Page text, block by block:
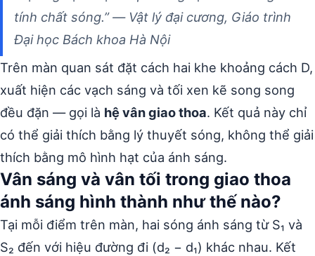
tính chất sóng.” — Vật lý đại cương, Giáo trình
Đại học Bách khoa Hà Nội
Trên màn quan sát đặt cách hai khe khoảng cách D,
xuất hiện các vạch sáng và tối xen kẽ song song
đều đặn — gọi là hệ vân giao thoa. Kết quả này chỉ
có thể giải thích bằng lý thuyết sóng, không thể giải
thích bằng mô hình hạt của ánh sáng.
Vân sáng và vân tối trong giao thoa
ánh sáng hình thành như thế nào?
Tại mỗi điểm trên màn, hai sóng ánh sáng từ S₁ và
S₂ đến với hiệu đường đi (d₂ − d₁) khác nhau. Kết